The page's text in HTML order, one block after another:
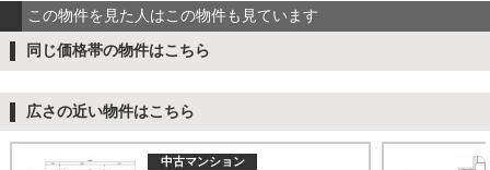
この物件を見た人はこの物件も見ています
同じ価格帯の物件はこちら
広さの近い物件はこちら
中古マンション